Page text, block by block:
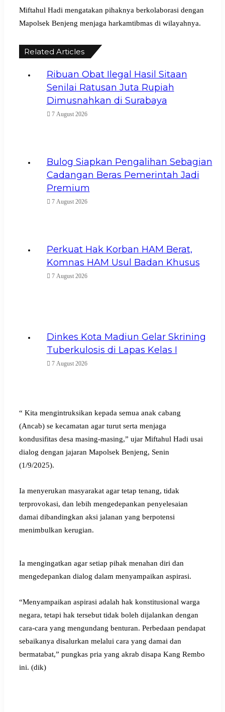
Miftahul Hadi mengatakan pihaknya berkolaborasi dengan
Mapolsek Benjeng menjaga harkamtibmas di wilayahnya.
Related Articles
Ribuan Obat Ilegal Hasil Sitaan
Senilai Ratusan Juta Rupiah
Dimusnahkan di Surabaya
7 August 2026
Bulog Siapkan Pengalihan Sebagian
Cadangan Beras Pemerintah Jadi
Premium
7 August 2026
Perkuat Hak Korban HAM Berat,
Komnas HAM Usul Badan Khusus
7 August 2026
Dinkes Kota Madiun Gelar Skrining
Tuberkulosis di Lapas Kelas I
7 August 2026
“ Kita mengintruksikan kepada semua anak cabang
(Ancab) se kecamatan agar turut serta menjaga
kondusifitas desa masing-masing,” ujar Miftahul Hadi usai
dialog dengan jajaran Mapolsek Benjeng, Senin
(1/9/2025).
Ia menyerukan masyarakat agar tetap tenang, tidak
terprovokasi, dan lebih mengedepankan penyelesaian
damai dibandingkan aksi jalanan yang berpotensi
menimbulkan kerugian.
Ia mengingatkan agar setiap pihak menahan diri dan
mengedepankan dialog dalam menyampaikan aspirasi.
“Menyampaikan aspirasi adalah hak konstitusional warga
negara, tetapi hak tersebut tidak boleh dijalankan dengan
cara-cara yang mengundang benturan. Perbedaan pendapat
sebaikanya disalurkan melalui cara yang damai dan
bermatabat,” pungkas pria yang akrab disapa Kang Rembo
ini. (dik)